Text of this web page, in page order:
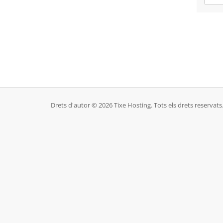
Drets d'autor © 2026 Tixe Hosting. Tots els drets reservats.